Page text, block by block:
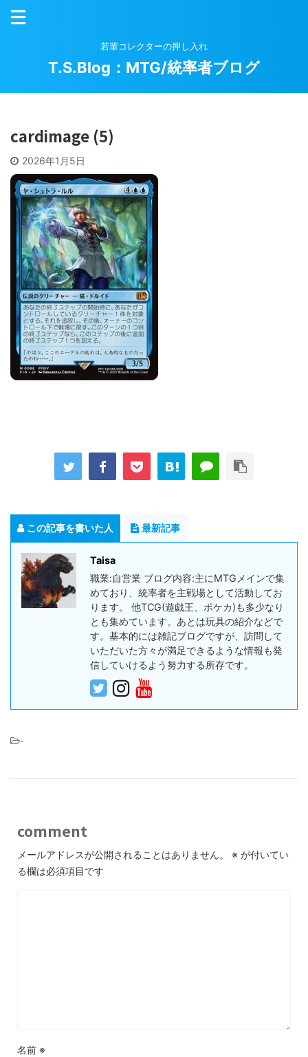
若輩コレクターの押し入れ
T.S.Blog：MTG/統率者ブログ
cardimage (5)
2026年1月5日
この記事を書いた人 最新記事
Taisa
職業:自営業 ブログ内容:主にMTGメインで集
めており、統率者を主戦場として活動してお
ります。 他TCG(遊戯王、ポケカ)も多少なり
とも集めています。あとは玩具の紹介などで
す。基本的には雑記ブログですが、訪問して
いただいた方々が満足できるような情報も発
信していけるよう努力する所存です。
-
comment
メールアドレスが公開されることはありません。 ※ が付いてい
る欄は必須項目です
名前 ※